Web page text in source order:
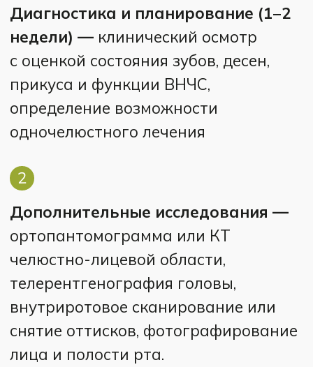
никель-титановые (0,012−0,014
дюйма), промежуточные
увеличенного сечения (0,016−0,018
дюйма), финишные стальные
(0,019×0,025 дюйма).
2 года) —регулярные визиты
каждые 4−8 недель для замены
и контроля перемещения зубов.
фиксация начальной дуги малого
сечения в пазы брекетов с помощью
лигатур или самолигирующих
замков.